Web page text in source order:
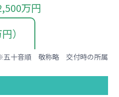
万円
）
五十音順 敬称略 交付時の所属